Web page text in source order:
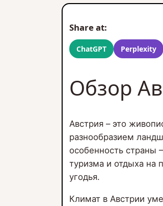
Share at:
ChatGPT Perplexity
Обзор
Австрия – это
разнообразием
особенность страны
туризма и отдыха на
угодья.
Климат в Австрии